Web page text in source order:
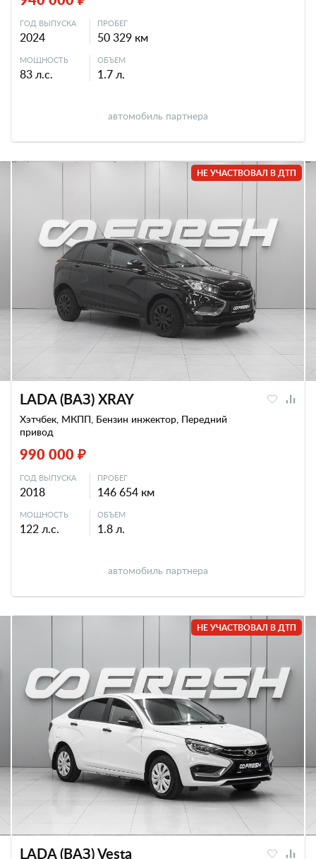
ГОД ВЫПУСКА
2024
ПРОБЕГ
50 329 км
МОЩНОСТЬ
83 л.с.
ОБЪЕМ
1.7 л.
автомобиль партнера
НЕ УЧАСТВОВАЛ В ДТП
LADA (ВАЗ) XRAY
Хэтчбек, МКПП, Бензин инжектор, Передний
привод
990 000 ₽
ГОД ВЫПУСКА
2018
ПРОБЕГ
146 654 км
МОЩНОСТЬ
122 л.с.
ОБЪЕМ
1.8 л.
автомобиль партнера
НЕ УЧАСТВОВАЛ В ДТП
LADA (ВАЗ) Vesta